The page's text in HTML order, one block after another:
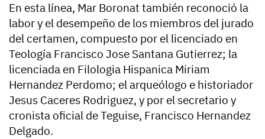
En esta línea, Mar Boronat también reconoció la
labor y el desempeño de los miembros del jurado
del certamen, compuesto por el licenciado en
Teología Francisco Jose Santana Gutierrez; la
licenciada en Filologia Hispanica Miriam
Hernandez Perdomo; el arqueólogo e historiador
Jesus Caceres Rodriguez, y por el secretario y
cronista oficial de Teguise, Francisco Hernandez
Delgado.